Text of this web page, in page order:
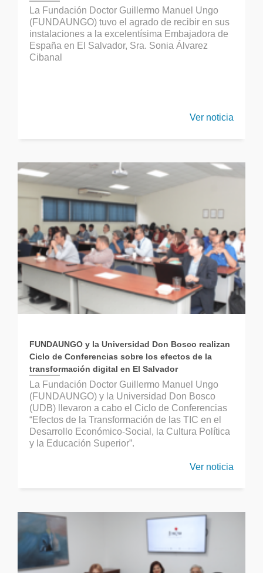
La Fundación Doctor Guillermo Manuel Ungo
(FUNDAUNGO) tuvo el agrado de recibir en sus
instalaciones a la excelentísima Embajadora de
España en El Salvador, Sra. Sonia Álvarez
Cibanal
Ver noticia
FUNDAUNGO y la Universidad Don Bosco realizan
Ciclo de Conferencias sobre los efectos de la
transformación digital en El Salvador
La Fundación Doctor Guillermo Manuel Ungo
(FUNDAUNGO) y la Universidad Don Bosco
(UDB) llevaron a cabo el Ciclo de Conferencias
“Efectos de la Transformación de las TIC en el
Desarrollo Económico-Social, la Cultura Política
y la Educación Superior”.
Ver noticia